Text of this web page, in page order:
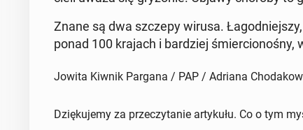
Znane są dwa szczepy wirusa.
ponad 100 krajach i bar­dziej śmier­cio­no­śny,
Jowita Kiwnik Pargana / PAP / Adriana
Dziękujemy za przeczytanie artykułu. Co o tym